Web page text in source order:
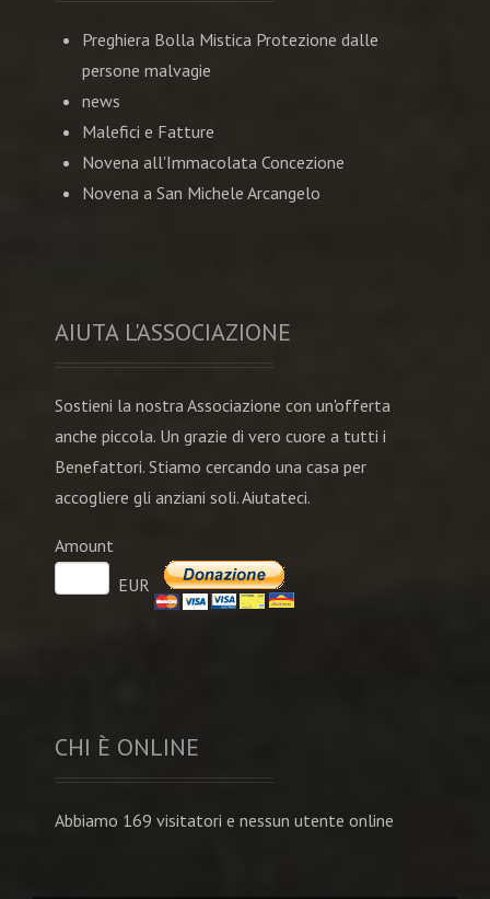
Preghiera Bolla Mistica Protezione dalle
persone malvagie
news
Malefici e Fatture
Novena all'Immacolata Concezione
Novena a San Michele Arcangelo
AIUTA L'ASSOCIAZIONE
Sostieni la nostra Associazione con un'offerta
anche piccola. Un grazie di vero cuore a tutti i
Benefattori. Stiamo cercando una casa per
accogliere gli anziani soli. Aiutateci.
Amount
EUR
CHI È ONLINE
Abbiamo 169 visitatori e nessun utente online